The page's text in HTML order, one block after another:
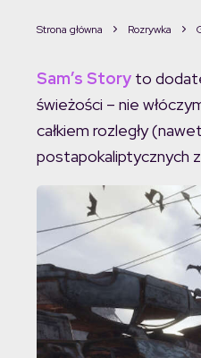
Strona główna Rozrywka
Sam’s Story to
świeżości – nie
całkiem rozległy
postapokaliptycznych